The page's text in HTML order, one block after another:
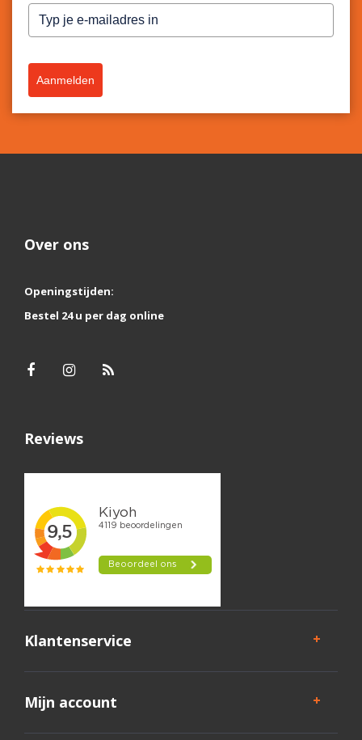
Aanmelden
Over ons
Openingstijden:
Bestel 24 u per dag online
Reviews
Klantenservice
Mijn account